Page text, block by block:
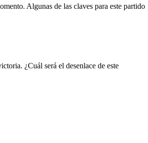
Algunas de las claves para este partido
¿Cuál será el desenlace de este